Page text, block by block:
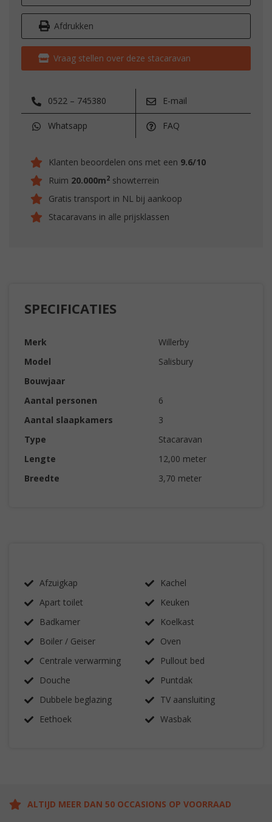
Afdrukken
Vraag stellen over deze stacaravan
0522 – 745380 E-mail
Whatsapp FAQ
Klanten beoordelen ons met een 9.6/10
Ruim 20.000m2 showterrein
Gratis transport in NL bij aankoop
Stacaravans in alle prijsklassen
SPECIFICATIES
Merk
Willerby
Model
Salisbury
Bouwjaar
Aantal personen
6
Aantal slaapkamers
3
Type
Stacaravan
Lengte
12,00 meter
Breedte
3,70 meter
Afzuigkap
Apart toilet
Badkamer
Boiler / Geiser
Centrale verwarming
Douche
Dubbele beglazing
Eethoek
Kachel
Keuken
Koelkast
Oven
Pullout bed
Puntdak
TV aansluiting
Wasbak
ALTIJD MEER DAN 50 OCCASIONS OP VOORRAAD